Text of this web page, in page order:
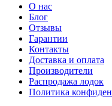
О нас
Блог
Отзывы
Гарантии
Контакты
Доставка и оплата
Производители
Распродажа лодок
Политика